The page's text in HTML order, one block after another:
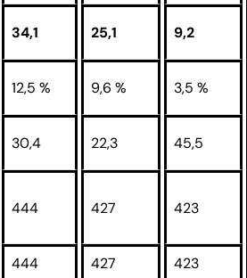
34,1 25,1 9,2
12,5 % 9,6 % 3,5 %
30,4 22,3 45,5
444 427 423
444 427 423